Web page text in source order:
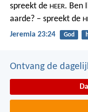
spreekt de HEER. Ben
aarde? – spreekt de
Jeremia 23:24 God
Ontvang de